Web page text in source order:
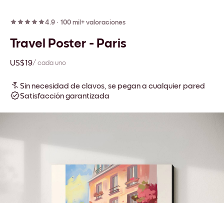
4.9 · 100 mil+ valoraciones
Travel Poster - Paris
US$19/ cada uno
Sin necesidad de clavos, se pegan a cualquier pared
Satisfacción garantizada